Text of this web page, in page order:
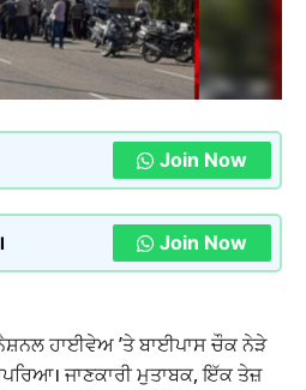
Join Now
Join Now
ਹਾਈਵੇਅ ’ਤੇ ਬਾਈਪਾਸ ਚੌਕ ਨੇੜੇ
ਜਾਣਕਾਰੀ ਮੁਤਾਬਕ, ਇੱਕ ਤੇਜ਼